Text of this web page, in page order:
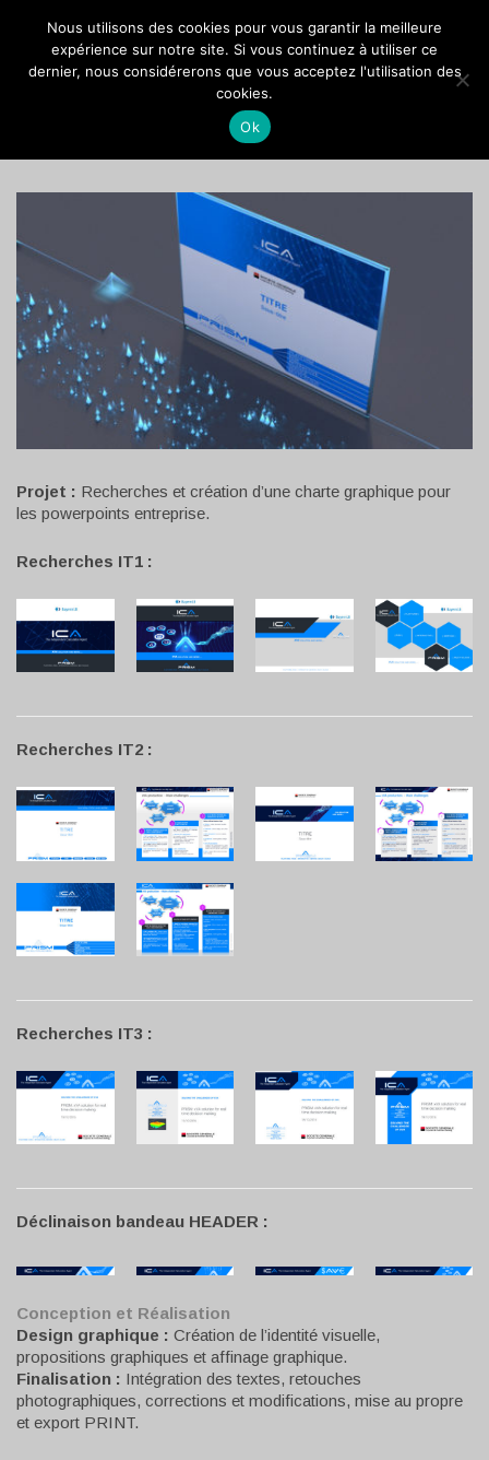
VOCANSON PROD
ICA : POWERPOINT
Projet : Recherches et création d’une charte graphique pour
les powerpoints entreprise.
Recherches IT1 :
Recherches IT2 :
Recherches IT3 :
Déclinaison bandeau HEADER :
Conception et Réalisation
Design graphique : Création de l’identité visuelle,
propositions graphiques et affinage graphique.
Finalisation : Intégration des textes, retouches
photographiques, corrections et modifications, mise au propre
et export PRINT.
Nous utilisons des cookies pour vous garantir la meilleure
expérience sur notre site. Si vous continuez à utiliser ce
dernier, nous considérerons que vous acceptez l'utilisation des
cookies.
Ok